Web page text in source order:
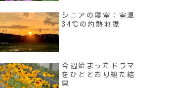
シニアの寝室：室温
34℃の灼熱地獄
今週始まったドラマ
をひととおり観た結
果